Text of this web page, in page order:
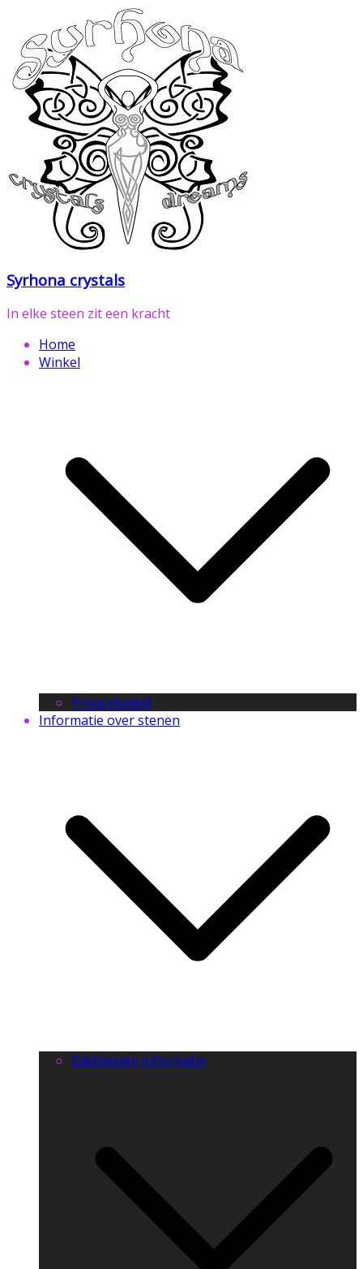
naar
inhoud
Syrhona crystals
In elke steen zit een kracht
Home
Winkel
Privacybeleid
Informatie over stenen
Edelstenen informatie